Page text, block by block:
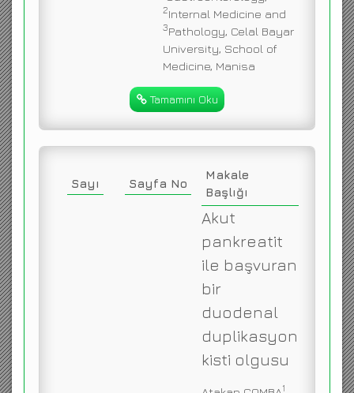
2Internal Medicine and
3Pathology, Celal Bayar
University, School of
Medicine, Manisa
Tamamını Oku
Sayı Sayfa No
Makale
Başlığı
Akut
pankreatit
ile başvuran
bir
duodenal
duplikasyon
kisti olgusu
1